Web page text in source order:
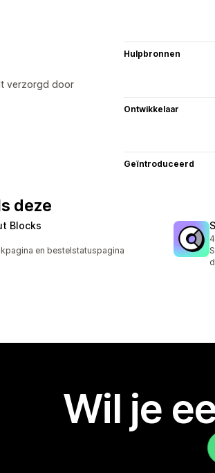
verzorgd door
Hulpbronnen
Ontwikkelaar
Geïntroduceerd
deze
Blocks
en bestelstatuspagina
Wil je